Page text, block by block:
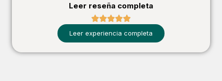
Leer reseña completa
Leer experiencia completa